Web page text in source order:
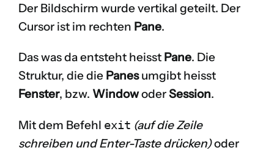
Der Bildschirm wurde vertikal geteilt. Der
Cursor ist im rechten Pane.
Das was da entsteht heisst Pane. Die
Struktur, die die Panesumgibt heisst
Fenster, bzw. WindowoderSession.
Mit dem Befehl exit (auf die Zeile
schreiben und Enter-Taste drücken)oder